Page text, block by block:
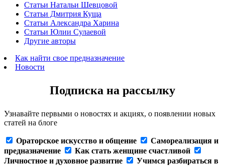
Статьи Натальи Шевцовой
Статьи Дмитрия Куща
Статьи Александра Харина
Статьи Юлии Сулаевой
Другие авторы
Как найти свое предназначение
Новости
Подписка на рассылку
Узнавайте первыми о новостях и акциях, о появлении новых
статей на блоге
Ораторское искусство и общение
Самореализация и
предназначение
Как стать женщине счастливой
Личностное и духовное развитие
Учимся разбираться в